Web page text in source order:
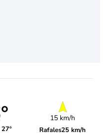
15 km/h
Rafales25 km/h